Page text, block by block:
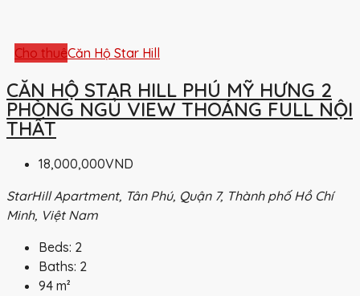
Cho thuêCăn Hộ Star Hill
CĂN HỘ STAR HILL PHÚ MỸ HƯNG 2
PHÒNG NGỦ VIEW THOÁNG FULL NỘI
THẤT
18,000,000VND
StarHill Apartment, Tân Phú, Quận 7, Thành phố Hồ Chí
Minh, Việt Nam
Beds: 2
Baths: 2
94 m²